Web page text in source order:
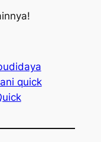
quick